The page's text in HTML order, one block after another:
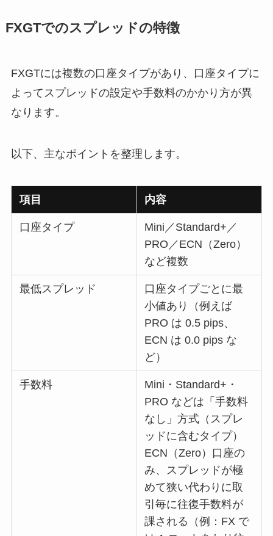
FXGTでのスプレッドの特徴
FXGTには複数の口座タイプがあり、口座タイプに
よってスプレッドの設定や手数料のかかり方が異
なります。
以下、主なポイントを整理します。
項目 内容
口座タイプ
Mini／Standard+／
PRO／ECN（Zero）
など複数
最低スプレッド
口座タイプごとに最
小値あり（例えば
PRO は 0.5 pips、
ECN は 0.0 pips な
ど）
手数料
Mini・Standard+・
PRO などは「手数料
なし」方式（スプレ
ッドに含むタイプ）
ECN（Zero）口座の
み、スプレッドが極
めて狭い代わりに取
引毎に往復手数料が
課される（例：FX で